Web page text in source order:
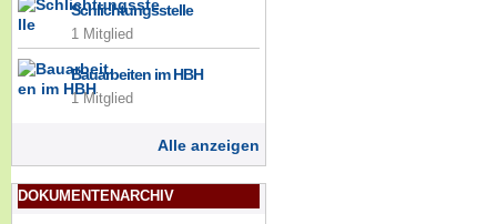
Schlichtungsstelle
1 Mitglied
Bauarbeiten im HBH
1 Mitglied
Alle anzeigen
DOKUMENTENARCHIV